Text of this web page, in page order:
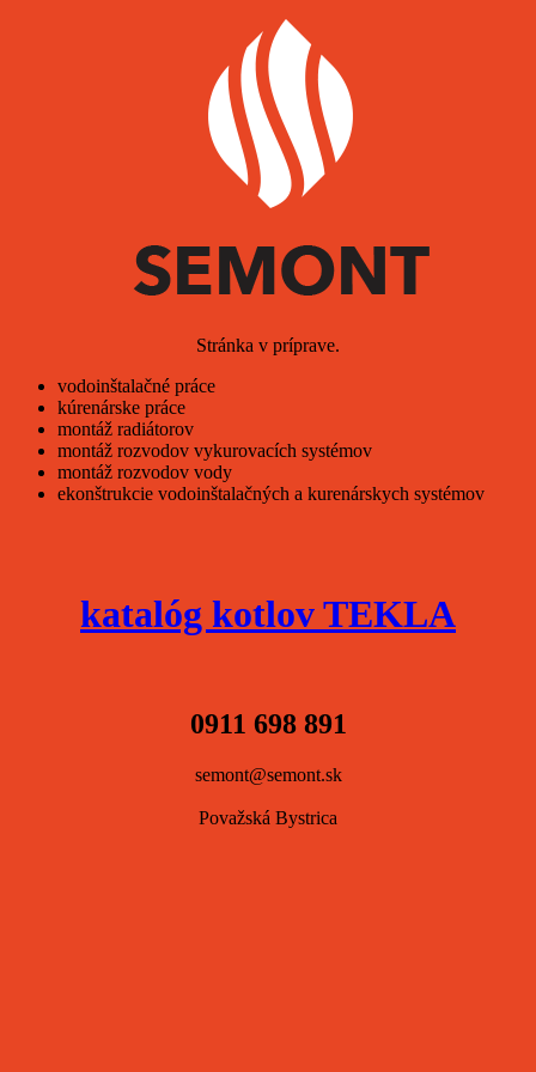
Stránka v príprave.
vodoinštalačné práce
kúrenárske práce
montáž radiátorov
montáž rozvodov vykurovacích systémov
montáž rozvodov vody
ekonštrukcie vodoinštalačných a kurenárskych systémov
katalóg kotlov TEKLA
0911 698 891
semont@semont.sk
Považská Bystrica